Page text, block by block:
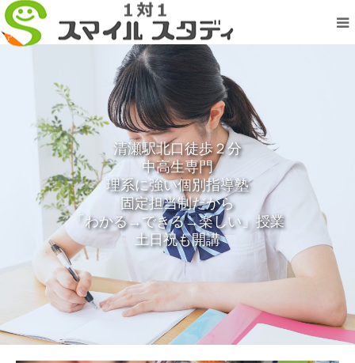
清瀬駅北口徒歩２分
中高生専門
理系に強い個別指導塾
固定担当制だから
「わかる→できる→楽しい」授業
土日祝も開講
塾長からのご挨拶
講師紹介
カリキュラム
時間割・価格
合格実績
お問い合わせ